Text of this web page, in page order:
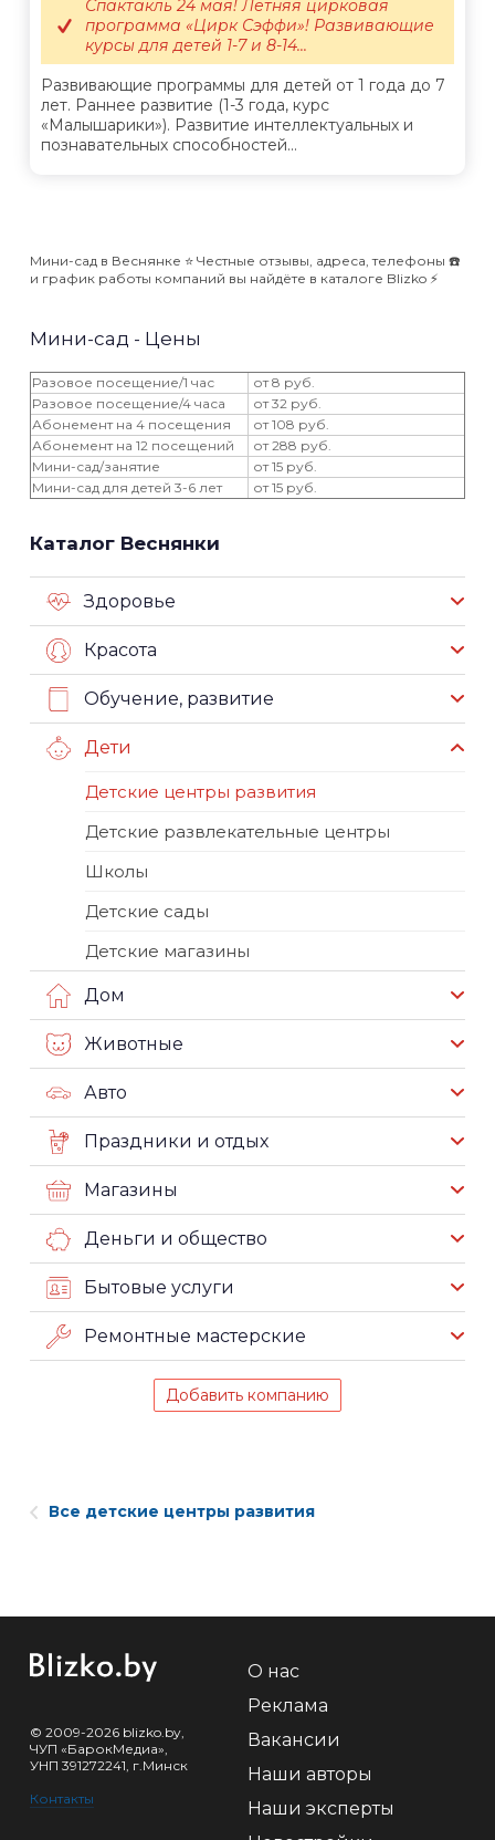
Развивающие программы для детей от 1 года до 7
лет. Раннее развитие (1-3 года, курс
«Малышарики»). Развитие интеллектуальных и
познавательных способностей...
Спактакль 24 мая! Летняя цирковая
программа «Цирк Сэффи»! Развивающие
курсы для детей 1-7 и 8-14...
Мини-сад в Веснянке ⭐️ Честные отзывы, адреса, телефоны ☎️
и график работы компаний вы найдёте в каталоге Blizko ⚡️
Мини-сад - Цены
Разовое посещение/1 час
от 8 руб.
Разовое посещение/4 часа
от 32 руб.
Абонемент на 4 посещения
от 108 руб.
Абонемент на 12 посещений
от 288 руб.
Мини-сад/занятие
от 15 руб.
Мини-сад для детей 3-6 лет
от 15 руб.
Каталог Веснянки
Здоровье
Красота
Обучение, развитие
Дети
Детские центры развития
Детские развлекательные центры
Школы
Детские сады
Детские магазины
Дом
Животные
Авто
Праздники и отдых
Магазины
Деньги и общество
Бытовые услуги
Ремонтные мастерские
Добавить компанию
Все детские центры развития
© 2009-2026 blizko.by,
ЧУП «БарокМедиа»,
УНП 391272241, г.Минск
Контакты
О нас
Реклама
Вакансии
Наши авторы
Наши эксперты